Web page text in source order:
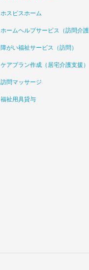
ホスピスホーム
ホームヘルプサービス（訪問介護
障がい福祉サービス（訪問）
ケアプラン作成（居宅介護支援）
訪問マッサージ
福祉用具貸与